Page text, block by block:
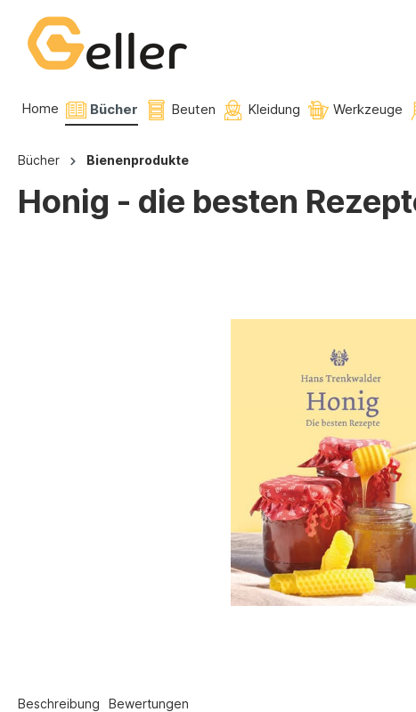
Home Bücher Beuten Kleidung Werkzeuge
Bücher Bienenprodukte
Honig - die besten
Beschreibung Bewertungen